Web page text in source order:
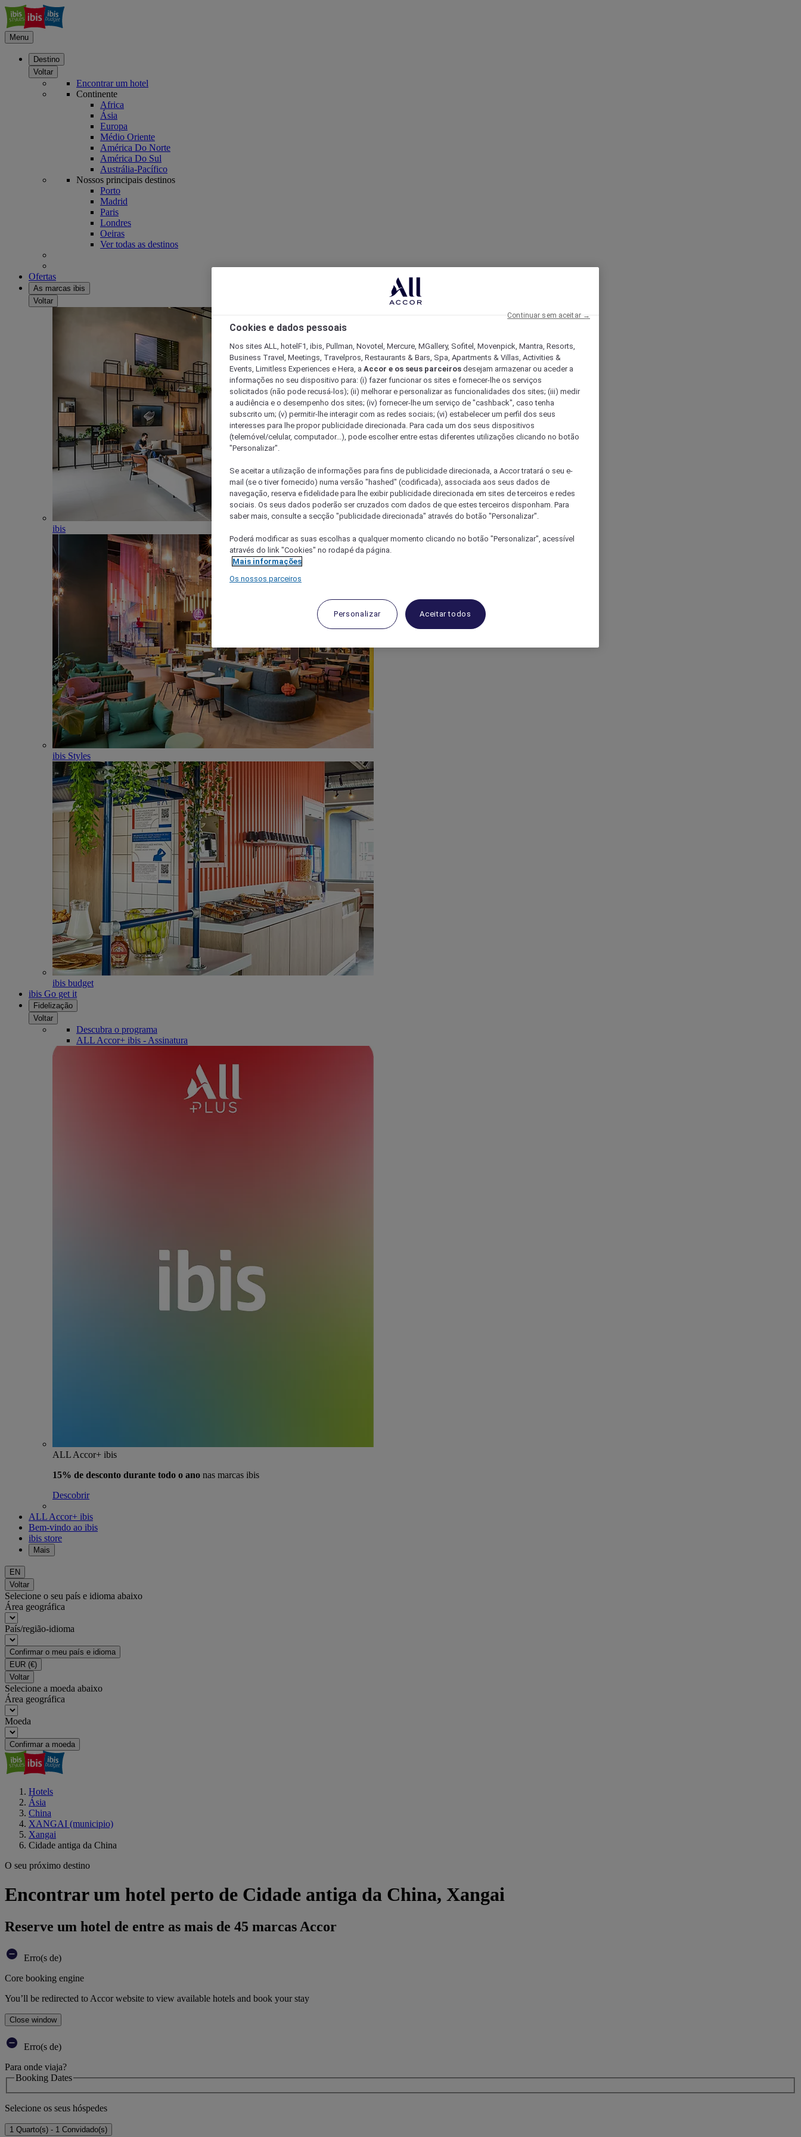
Menu
Destino
Voltar
Encontrar um hotel
Continente
Africa
Ásia
Europa
Médio Oriente
América Do Norte
América Do Sul
Austrália-Pacífico
Nossos principais destinos
Porto
Madrid
Paris
Londres
Oeiras
Ver todas as destinos
Ofertas
As marcas ibis
Voltar
ibis
ibis Styles
ibis budget
ibis Go get it
Fidelização
Voltar
Descubra o programa
ALL Accor+ ibis - Assinatura
ALL Accor+ ibis
15% de desconto durante todo o ano nas marcas ibis
Descobrir
ALL Accor+ ibis
Bem-vindo ao ibis
ibis store
Mais
EN
Voltar
Selecione o seu país e idioma abaixo
Área geográfica
País/região-idioma
Confirmar o meu país e idioma
EUR (€)
Voltar
Selecione a moeda abaixo
Área geográfica
Moeda
Confirmar a moeda
Hotels
Ásia
China
XANGAI (municipio)
Xangai
Cidade antiga da China
O seu próximo destino
Encontrar um hotel perto de Cidade antiga da China, Xangai
Reserve um hotel de entre as mais de 45 marcas Accor
Erro(s de)
Core booking engine
You’ll be redirected to Accor website to view available hotels and book your stay
Close window
Erro(s de)
Para onde viaja?
Booking Dates
Selecione os seus hóspedes
1 Quarto(s) - 1 Convidado(s)
Cookies e dados pessoais
Nos sites ALL, hotelF1, ibis, Pullman, Novotel, Mercure, MGallery, Sofitel, Movenpick, Mantra, Resorts,
Business Travel, Meetings, Travelpros, Restaurants & Bars, Spa, Apartments & Villas, Activities &
Events, Limitless Experiences e Hera, a Accor e os seus parceiros desejam armazenar ou aceder a
informações no seu dispositivo para: (i) fazer funcionar os sites e fornecer-lhe os serviços
solicitados (não pode recusá-los); (ii) melhorar e personalizar as funcionalidades dos sites; (iii) medir
a audiência e o desempenho dos sites; (iv) fornecer-lhe um serviço de "cashback", caso tenha
subscrito um; (v) permitir-lhe interagir com as redes sociais; (vi) estabelecer um perfil dos seus
interesses para lhe propor publicidade direcionada. Para cada um dos seus dispositivos
(telemóvel/celular, computador...), pode escolher entre estas diferentes utilizações clicando no botão
"Personalizar".
Se aceitar a utilização de informações para fins de publicidade direcionada, a Accor tratará o seu e-
mail (se o tiver fornecido) numa versão "hashed" (codificada), associada aos seus dados de
navegação, reserva e fidelidade para lhe exibir publicidade direcionada em sites de terceiros e redes
sociais. Os seus dados poderão ser cruzados com dados de que estes terceiros disponham. Para
saber mais, consulte a secção "publicidade direcionada" através do botão "Personalizar".
Poderá modificar as suas escolhas a qualquer momento clicando no botão "Personalizar", acessível
através do link "Cookies" no rodapé da página.
Mais informações
Os nossos parceiros
Personalizar Aceitar todos
Continuar sem aceitar →